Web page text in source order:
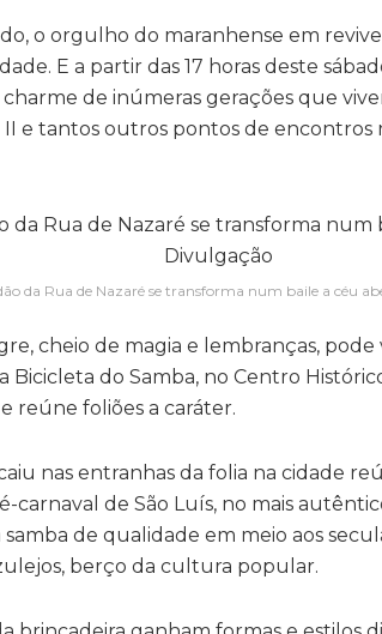
o orgulho do maranhense em
E a partir das 17 horas deste
de inúmeras gerações que
II e tantos outros pontos de encontros
da Rua de Nazaré se transforma num baile a céu
cheio de magia e lembranças, pode
do Samba, no Centro
reúne foliões a caráter.
nas entranhas da folia na cidade
carnaval de São Luís, no mais
de qualidade em meio aos
berço da cultura popular.